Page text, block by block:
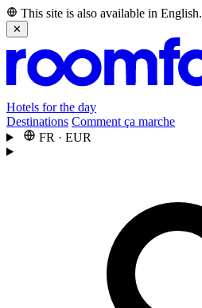
This site is also available in English.
✕
Hotels for the day
Destinations Comment ça marche
FR · EUR